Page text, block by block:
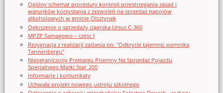
Ogólny schemat procedury kontroli przestrzegania zasad i
warunków korzystania z zezwoleń na sprzedaż napojów
alkoholowych w gminie Olsztynek
Ogłoszenie o sprzedaży ciągnika Ursus C-360
MPZP Samagowo – czesc I
Rezygnacja z realizacji zadania pn. "Odkrycie tajemnic pomnika
Tannenbergu"
Nieograniczony Przetargu Pisemny Na Sprzedaż Pojazdu
Specjalnego Marki Star_200
Informacje i komunikaty
Uchwała projekt nowego ustroju szkolnego